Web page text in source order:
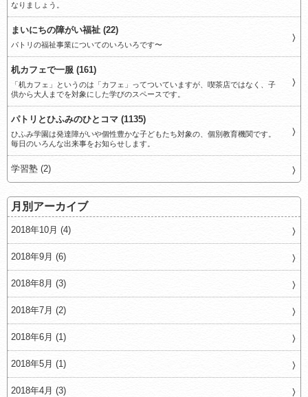
なりましょう。
まいにちの障がい福祉 (22)
パトリの福祉事業についてのいろいろです〜
机カフェで一服 (161)
「机カフェ」というのは「カフェ」ってついていますが、喫茶店ではなく、子
供から大人までを対象にした学びのスペースです。
パトリとひふみのひとコマ (1135)
ひふみ学園は発達障がいや個性豊かな子どもたち対象の、個別教育機関です。
毎日のいろんな出来事をお知らせします。
学習塾 (2)
月別アーカイブ
2018年10月 (4)
2018年9月 (6)
2018年8月 (3)
2018年7月 (2)
2018年6月 (1)
2018年5月 (1)
2018年4月 (3)